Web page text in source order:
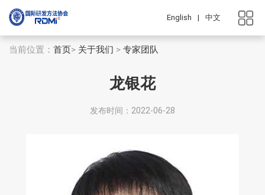
English | 中文
当前位置： 首页> 关于我们 > 专家团队
龙银花
发布时间：2022-06-28